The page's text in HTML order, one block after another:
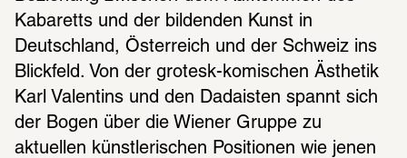
Kabaretts und der bildenden Kunst in
Deutschland, Österreich und der Schweiz ins
Blickfeld. Von der grotesk-komischen Ästhetik
Karl Valentins und den Dadaisten spannt sich
der Bogen über die Wiener Gruppe zu
aktuellen künstlerischen Positionen wie jenen